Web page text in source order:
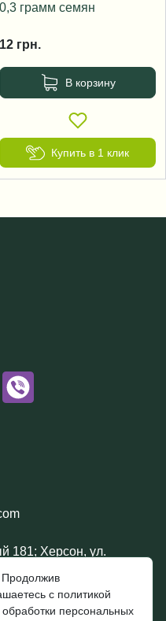
0,3 грамм семян
12 грн.
В корзину
Купить в 1 клик
181; Херсон, ул.
с политикой
персональных